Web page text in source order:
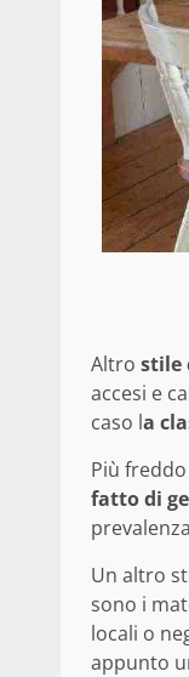
Altro stile
accesi e
caso la
Più
fatto di
Un altro
sono i
locali o
appunto